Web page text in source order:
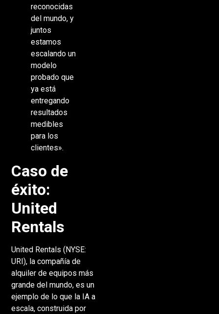
reconocidas
del mundo, y
juntos
estamos
escalando un
modelo
probado que
ya está
entregando
resultados
medibles
para los
clientes».
Caso de
éxito:
United
Rentals
United Rentals (NYSE:
URI), la compañía de
alquiler de equipos más
grande del mundo, es un
ejemplo de lo que la IA a
escala, construida por